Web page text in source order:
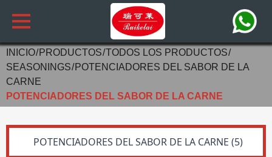
INICIO PRODUCTOS TODOS LOS PRODUCTOS
SEASONINGS POTENCIADORES DEL SABOR DE LA
CARNE
POTENCIADORES DEL SABOR DE LA CARNE